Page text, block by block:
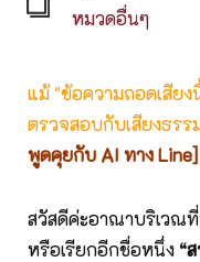
หมวดอื่นๆ
แม้ "ข้อความถอดเสีย
ตรวจสอบกับเสียงธร
พูดคุยกับ AI ทาง Line]
สวัสดีค่ะอาณาบริเวณ
หรือเรียกอีกชื่อหนึ่ง “